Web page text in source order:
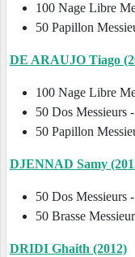
100 Nage Libre
50 Papillon
DE ARAUJO Tiago
100 Nage Libre
50 Dos Messieurs
50 Papillon
DJENNAD Samy
50 Dos Messieurs
50 Brasse
DRIDI Ghaith (2012)